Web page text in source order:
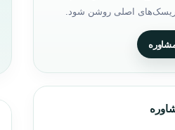
ریسک‌های اصلی روشن شود.